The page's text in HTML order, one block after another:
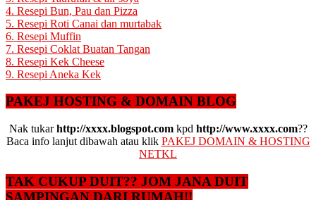
4. Resepi Bun, Pau dan Pizza
5. Resepi Roti Canai dan murtabak
6. Resepi Muffin
7. Resepi Coklat Buatan Tangan
8. Resepi Kek Cheese
9. Resepi Aneka Kek
PAKEJ HOSTING & DOMAIN BLOG
Nak tukarhttp://xxxx.blogspot.comkpd http://www.xxxx.com??
Baca info lanjut dibawah atau klik PAKEJ DOMAIN & HOSTING
NETKL
TAK CUKUP DUIT?? JOM JANA DUIT
SAMPINGAN DARI RUMAH!!